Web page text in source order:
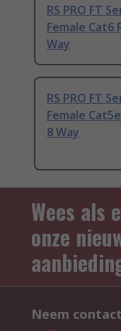
RS PRO FT
Female Cat6
Way
RS PRO FT
Female
8 Way
Wees als
onze
Neem